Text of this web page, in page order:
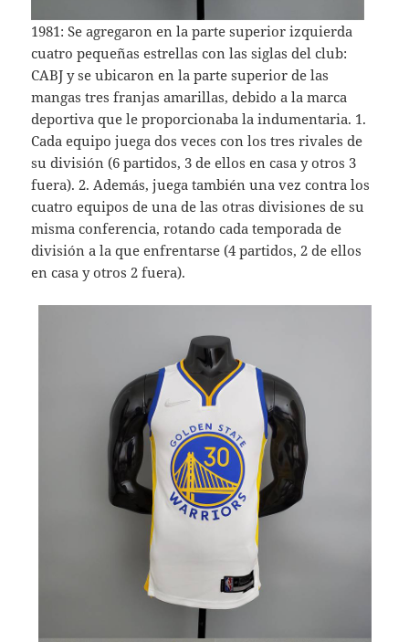
1981: Se agregaron en la parte superior izquierda
cuatro pequeñas estrellas con las siglas del club:
CABJ y se ubicaron en la parte superior de las
mangas tres franjas amarillas, debido a la marca
deportiva que le proporcionaba la indumentaria. 1.
Cada equipo juega dos veces con los tres rivales de
su división (6 partidos, 3 de ellos en casa y otros 3
fuera). 2. Además, juega también una vez contra los
cuatro equipos de una de las otras divisiones de su
misma conferencia, rotando cada temporada de
división a la que enfrentarse (4 partidos, 2 de ellos
en casa y otros 2 fuera).